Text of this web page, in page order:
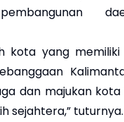
kota yang
dan majukan
sejahtera,” tuturnya.